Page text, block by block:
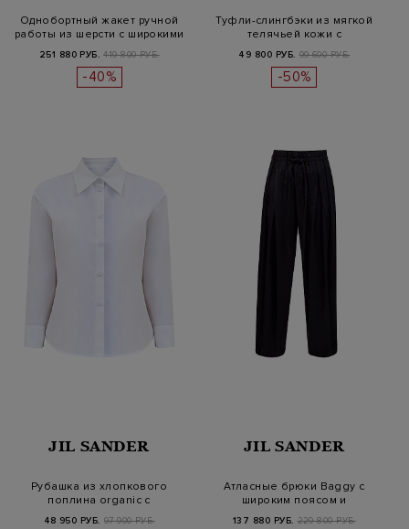
Однобортный жакет ручной
работы из шерсти с широкими
л…
251 880 РУБ. 419 800 РУБ.
-40%
Туфли-слингбэки из мягкой
телячьей кожи с
заостренным…
49 800 РУБ. 99 600 РУБ.
-50%
JIL SANDER
Рубашка из хлопкового
поплина organic с
укороченными р…
48 950 РУБ. 97 900 РУБ.
JIL SANDER
Атласные брюки Baggy с
широким поясом и
регулируемым н…
137 880 РУБ. 229 800 РУБ.